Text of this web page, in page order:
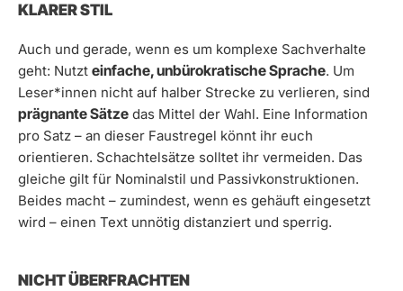
KLARER STIL
Auch und gerade, wenn es um komplexe Sachverhalte
geht: Nutzt einfache, unbürokratische Sprache. Um
Leser*innen nicht auf halber Strecke zu verlieren, sind
prägnante Sätze das Mittel der Wahl. Eine Information
pro Satz – an dieser Faustregel könnt ihr euch
orientieren. Schachtelsätze solltet ihr vermeiden. Das
gleiche gilt für Nominalstil und Passivkonstruktionen.
Beides macht – zumindest, wenn es gehäuft eingesetzt
wird – einen Text unnötig distanziert und sperrig.
NICHT ÜBERFRACHTEN